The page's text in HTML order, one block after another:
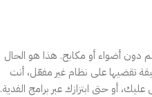
دون أضواء أو مكابح. هذا هو الحال
ويندوز 11 برو. كل دقيقة تقضيها على نظام غير مفعّل، أنت
أو حتى ابتزازك عبر برامج الفدية.